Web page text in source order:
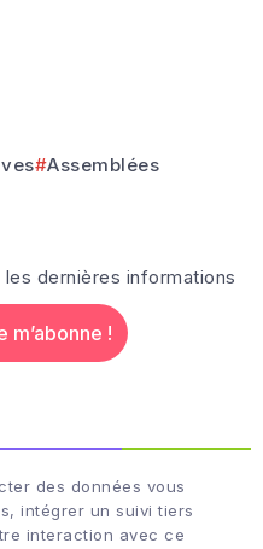
Assemblées
dernières informations
des données vous
intégrer un suivi tiers
interaction avec ce